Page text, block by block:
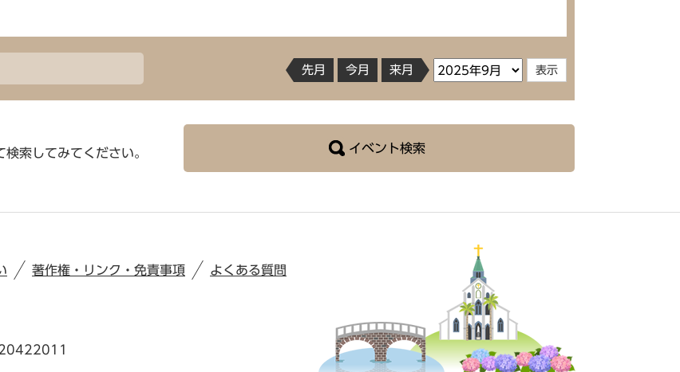
先月 今月 来月
索してみてください。
イベント検索
著作権・リンク・免責事項 よくある質問